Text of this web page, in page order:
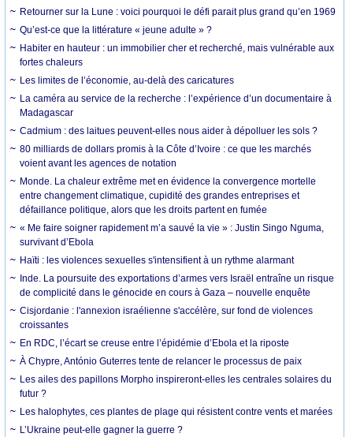
Retourner sur la Lune : voici pourquoi le défi parait plus grand qu’en 1969
Qu’est-ce que la littérature « jeune adulte » ?
Habiter en hauteur : un immobilier cher et recherché, mais vulnérable aux
fortes chaleurs
Les limites de l’économie, au-delà des caricatures
La caméra au service de la recherche : l’expérience d’un documentaire à
Madagascar
Cadmium : des laitues peuvent-elles nous aider à dépolluer les sols ?
80 milliards de dollars promis à la Côte d’Ivoire : ce que les marchés
voient avant les agences de notation
Monde. La chaleur extrême met en évidence la convergence mortelle
entre changement climatique, cupidité des grandes entreprises et
défaillance politique, alors que les droits partent en fumée
« Me faire soigner rapidement m’a sauvé la vie » : Justin Singo Nguma,
survivant d’Ebola
Haïti : les violences sexuelles s'intensifient à un rythme alarmant
Inde. La poursuite des exportations d’armes vers Israël entraîne un risque
de complicité dans le génocide en cours à Gaza – nouvelle enquête
Cisjordanie : l'annexion israélienne s'accélère, sur fond de violences
croissantes
En RDC, l’écart se creuse entre l’épidémie d’Ebola et la riposte
À Chypre, António Guterres tente de relancer le processus de paix
Les ailes des papillons Morpho inspireront-elles les centrales solaires du
futur ?
Les halophytes, ces plantes de plage qui résistent contre vents et marées
L’Ukraine peut-elle gagner la guerre ?